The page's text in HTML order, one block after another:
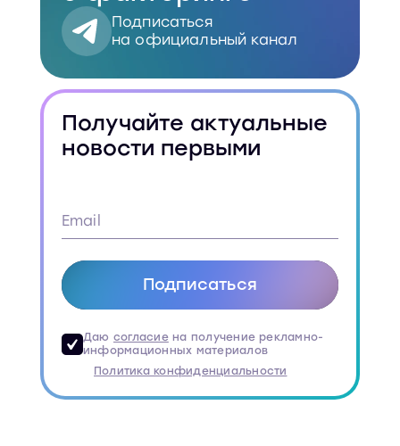
Подписаться
на официальный канал
Получайте актуальные
новости первыми
Подписаться
Даю согласиена получение рекламно-
информационных материалов
Политика конфиденциальности